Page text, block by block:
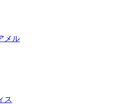
メル
ス